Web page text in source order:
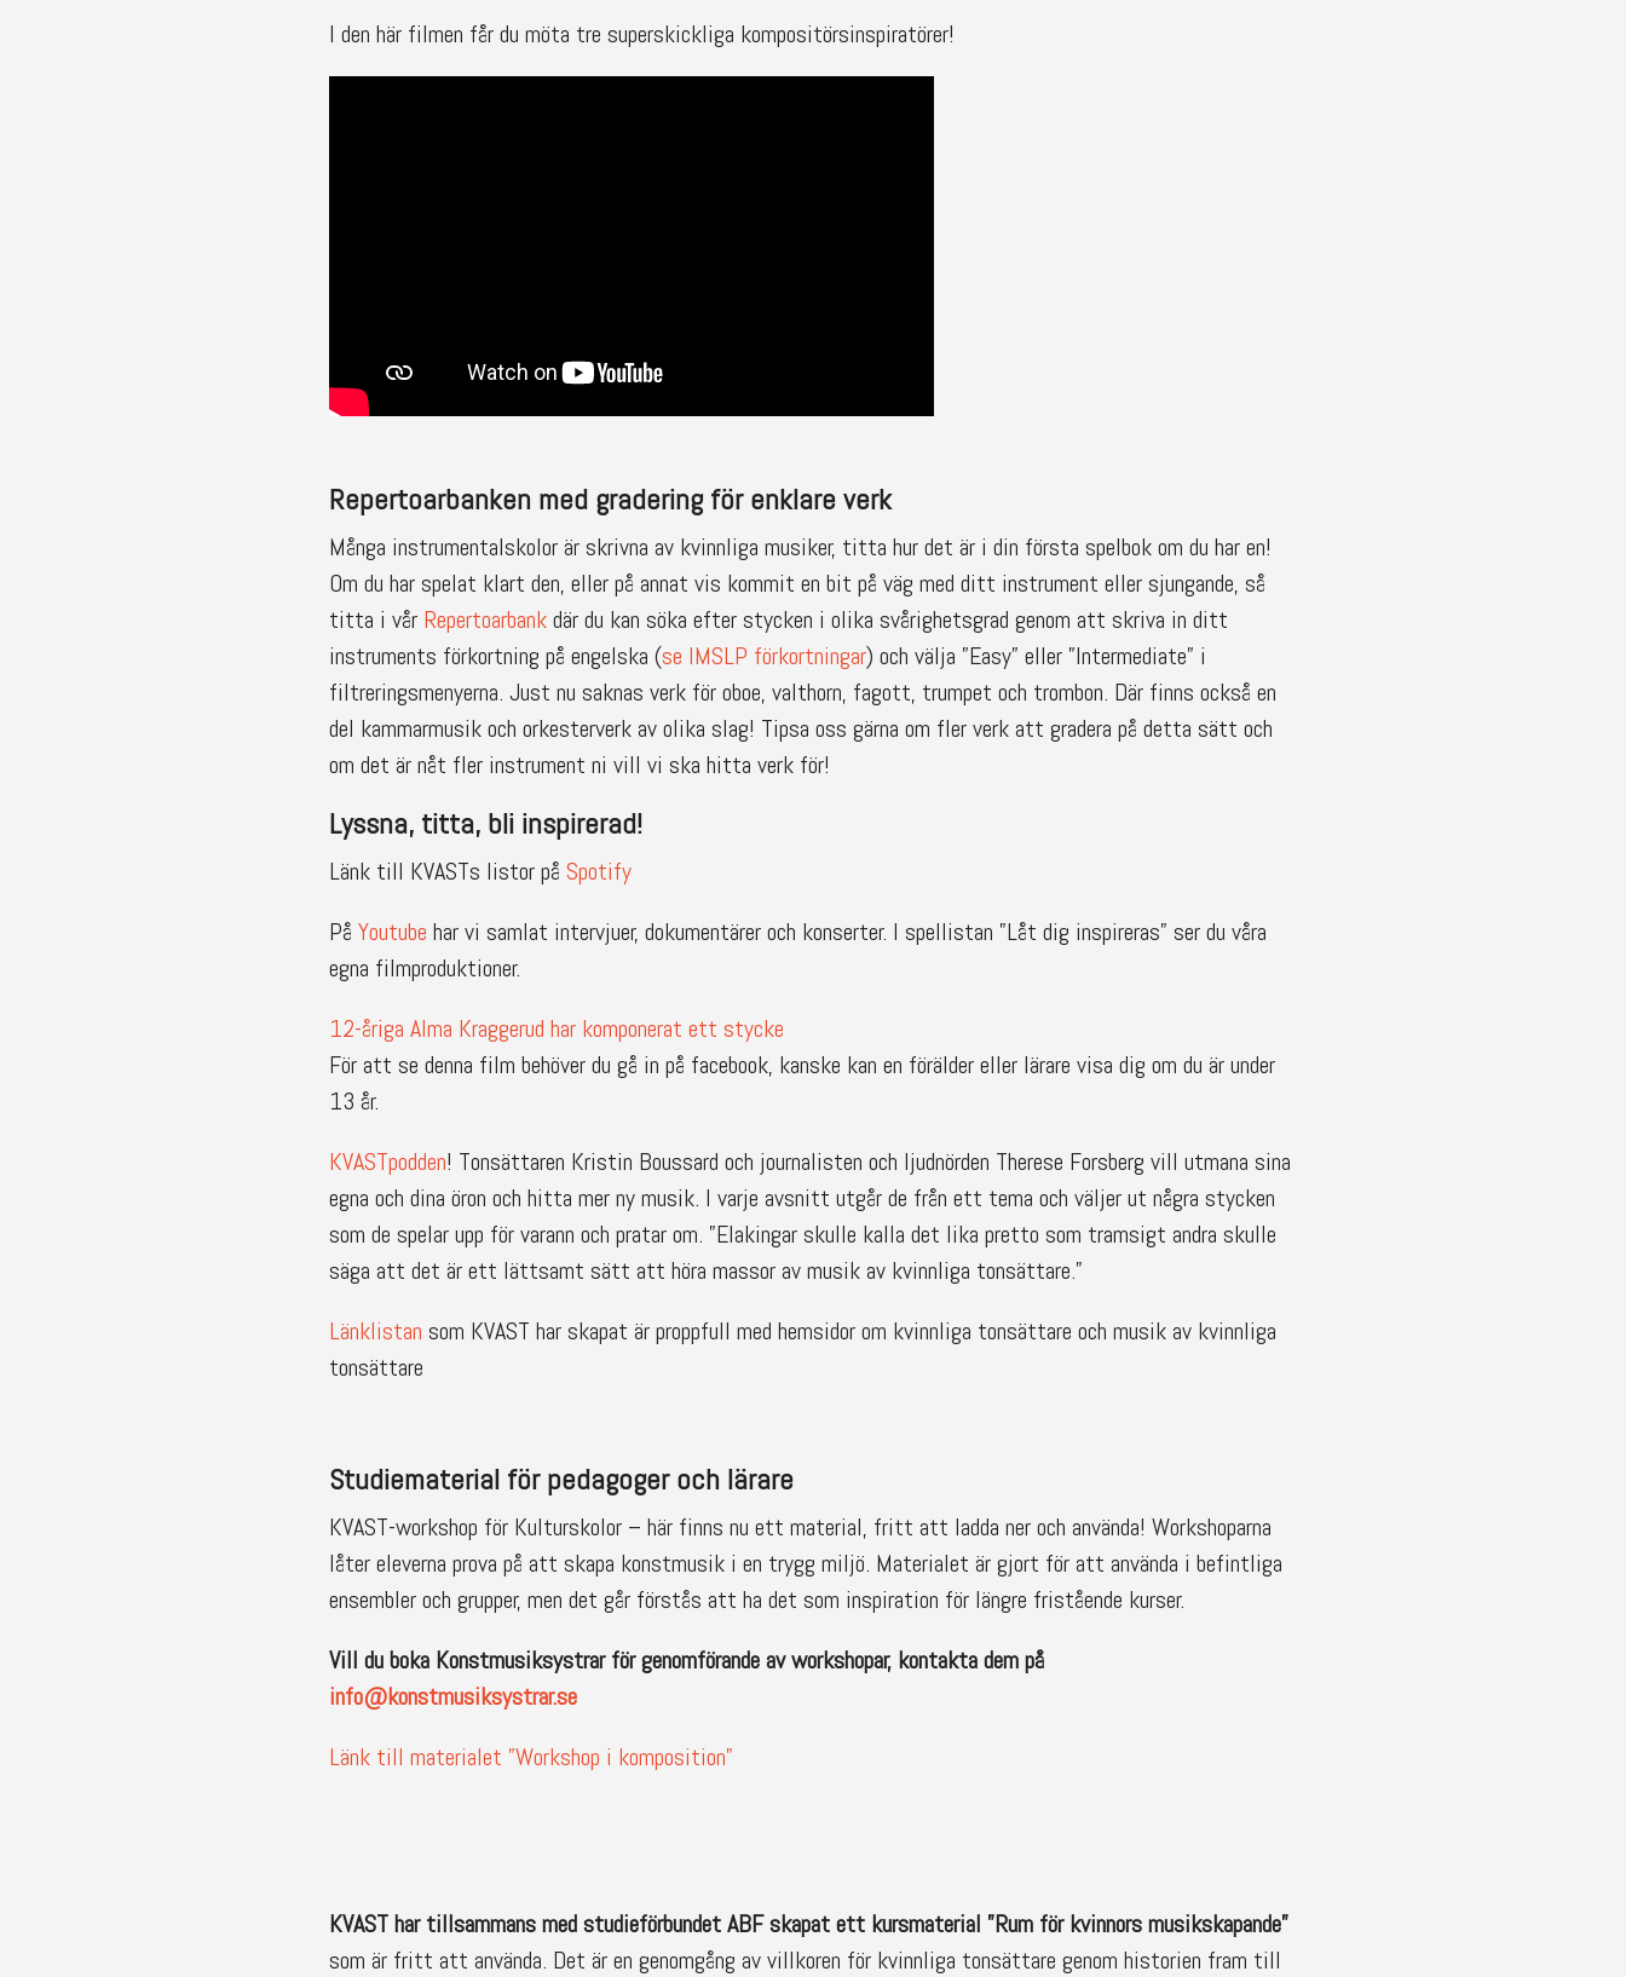
I den här filmen får du möta tre superskickliga kompositörsinspiratörer!
Repertoarbanken med gradering för enklare verk
Många instrumentalskolor är skrivna av kvinnliga musiker, titta hur det är i din första spelbok om du har en!
Om du har spelat klart den, eller på annat vis kommit en bit på väg med ditt instrument eller sjungande, så
titta i vår Repertoarbankdär du kan söka efter stycken i olika svårighetsgrad genom att skriva in ditt
instruments förkortning på engelska (se IMSLP förkortningar) och välja ”Easy” eller ”Intermediate” i
filtreringsmenyerna. Just nu saknas verk för oboe, valthorn, fagott, trumpet och trombon. Där finns också en
del kammarmusik och orkesterverk av olika slag! Tipsa oss gärna om fler verk att gradera på detta sätt och
om det är nåt fler instrument ni vill vi ska hitta verk för!
Lyssna, titta, bli inspirerad!
Länk till KVASTs listor på Spotify
På Youtube har vi samlat intervjuer, dokumentärer och konserter. I spellistan ”Låt dig inspireras” ser du våra
egna filmproduktioner.
12-åriga Alma Kraggerud har komponerat ett stycke
För att se denna film behöver du gå in på facebook, kanske kan en förälder eller lärare visa dig om du är under
13 år.
KVASTpodden! Tonsättaren Kristin Boussard och journalisten och ljudnörden Therese Forsberg vill utmana sina
egna och dina öron och hitta mer ny musik. I varje avsnitt utgår de från ett tema och väljer ut några stycken
som de spelar upp för varann och pratar om. ”Elakingar skulle kalla det lika pretto som tramsigt andra skulle
säga att det är ett lättsamt sätt att höra massor av musik av kvinnliga tonsättare.”
Länklistan som KVAST har skapat är proppfull med hemsidor om kvinnliga tonsättare och musik av kvinnliga
tonsättare
Studiematerial för pedagoger och lärare
KVAST-workshop för Kulturskolor – här finns nu ett material, fritt att ladda ner och använda! Workshoparna
låter eleverna prova på att skapa konstmusik i en trygg miljö. Materialet är gjort för att använda i befintliga
ensembler och grupper, men det går förstås att ha det som inspiration för längre fristående kurser.
Vill du boka Konstmusiksystrar för genomförande av workshopar, kontakta dem på
info@konstmusiksystrar.se
Länk till materialet ”Workshop i komposition”
KVAST har tillsammans med studieförbundet ABF skapat ett kursmaterial ”Rum för kvinnors musikskapande”
som är fritt att använda. Det är en genomgång av villkoren för kvinnliga tonsättare genom historien fram till